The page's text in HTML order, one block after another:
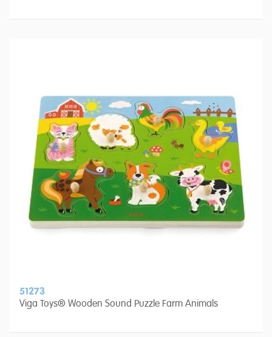
51273
Viga Toys® Wooden Sound Puzzle Farm Animals